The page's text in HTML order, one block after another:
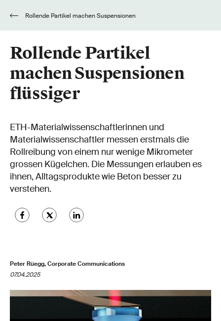
Rollende Partikel
machen Suspensionen
flüssiger
ETH-Materialwissenschaftlerinnen und
Materialwissenschaftler messen erstmals die
Rollreibung von einem nur wenige Mikrometer
grossen Kügelchen. Die Messungen erlauben es
ihnen, Alltagsprodukte wie Beton besser zu
verstehen.
Peter Rüegg, Corporate Communications
07.04.2025